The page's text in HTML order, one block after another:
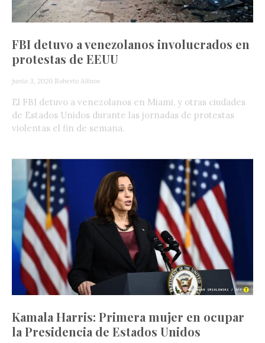
FBI detuvo a venezolanos involucrados en
protestas de EEUU
junio 3, 2020 Roberto Altuve
El FBI detuvo a venezolanos en Miami, y otras ciudades
de Estados Unidos durante las jornadas de protestas
violentas el fin de semana.
Kamala Harris: Primera mujer en ocupar
la Presidencia de Estados Unidos